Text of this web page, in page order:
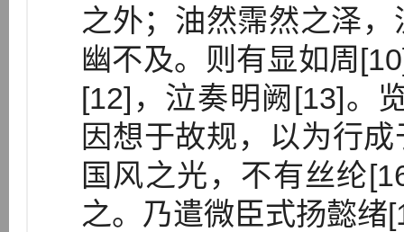
之外；油然霈然之泽
幽不及。则有显如周
[12]，泣奏明阙[13]。
因想于故规，以为行
国风之光，不有丝纶
之。乃遣微臣式扬懿绪